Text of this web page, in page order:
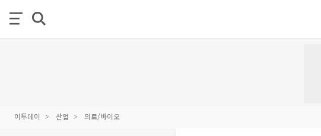
이투데이 산업 의료/바이오